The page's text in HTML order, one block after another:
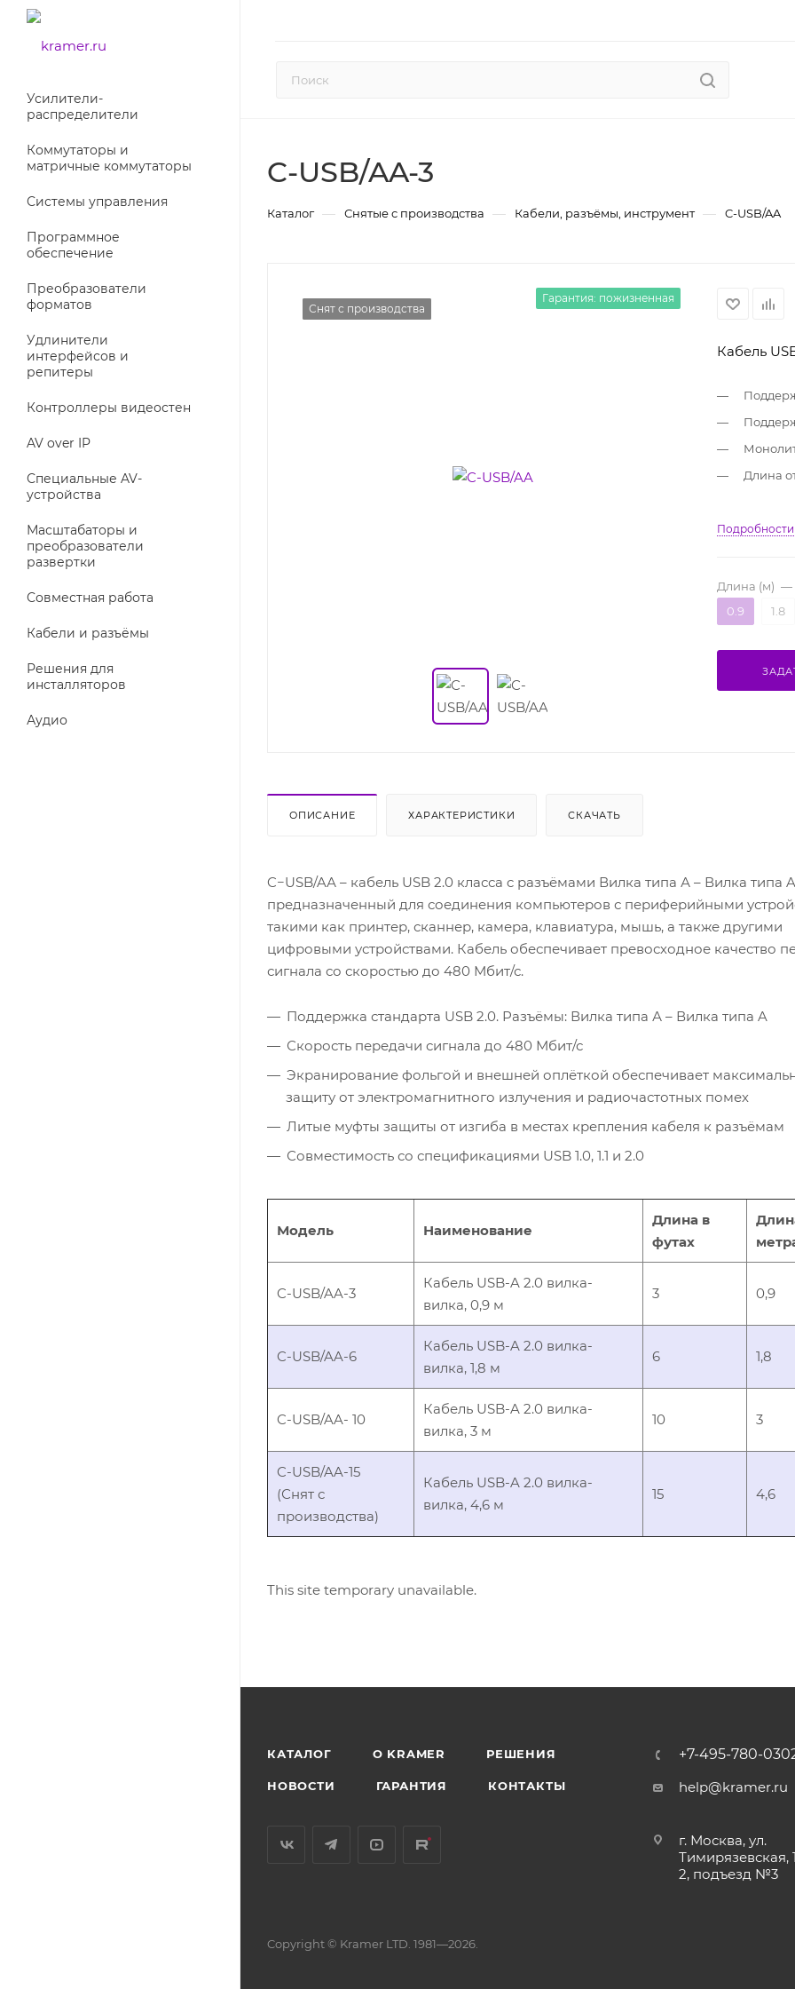
Усилители-
раcпределители
Коммутаторы и
матричные коммутаторы
Системы управления
Программное
обеспечение
Преобразователи
форматов
Удлинители
интерфейсов и
репитеры
Контроллеры видеостен
AV over IP
Специальные AV-
устройства
Масштабаторы и
преобразователи
развертки
Совместная работа
Кабели и разъёмы
Решения для
инсталляторов
Аудио
C-USB/AA-3
Каталог — Снятые с производства — Кабели, разъёмы, инструмент — C-USB/AA
Снят с производства
Снят с производства
Гарантия: пожизненная
Кабель
Длина
Подробности
Длина (м) —
0.9
1.8
ОПИСАНИЕ ХАРАКТЕРИСТИКИ СКАЧАТЬ
C−USB/AА – кабель USB 2.0 класса c разъёмами Вилка типа А – Вилка типа
предназначенный для соединения компьютеров с периферийными
такими как принтер, сканнер, камера, клавиатура, мышь, а также другими
цифровыми устройствами. Кабель обеспечивает превосходное качество
сигнала со скоростью до 480 Мбит/с.
Поддержка стандарта USB 2.0. Разъёмы: Вилка типа А – Вилка типа A
Скорость передачи сигнала до 480 Мбит/с
Экранирование фольгой и внешней оплёткой обеспечивает
защиту от электромагнитного излучения и радиочастотных помех
Литые муфты защиты от изгиба в местах крепления кабеля к разъёмам
Совместимость со спецификациями USB 1.0, 1.1 и 2.0
Модель Наименование
Длина в
футах
C-USB/AA-3
Кабель USB-A 2.0 вилка-
вилка, 0,9 м
3 0,9
C-USB/AA-6
Кабель USB-A 2.0 вилка-
вилка, 1,8 м
6 1,8
C-USB/AA- 10
Кабель USB-A 2.0 вилка-
вилка, 3 м
10 3
C-USB/AA-15
(Снят с
производства)
Кабель USB-A 2.0 вилка-
вилка, 4,6 м
15 4,6
This site temporary unavailable.
КАТАЛОГ O KRAMER РЕШЕНИЯ
НОВОСТИ ГАРАНТИЯ КОНТАКТЫ
+7-495-780-
help@kramer.ru
г. Москва, ул.
Тимирязевская,
2, подъезд №3
Copyright © Kramer LTD. 1981—2026.